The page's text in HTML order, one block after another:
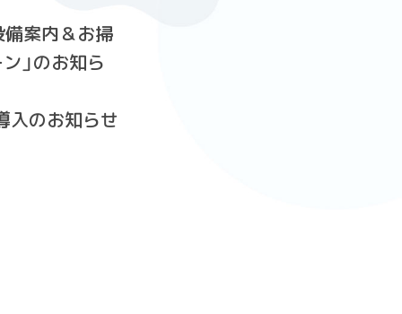
備案内＆お掃
」のお知ら
入のお知らせ